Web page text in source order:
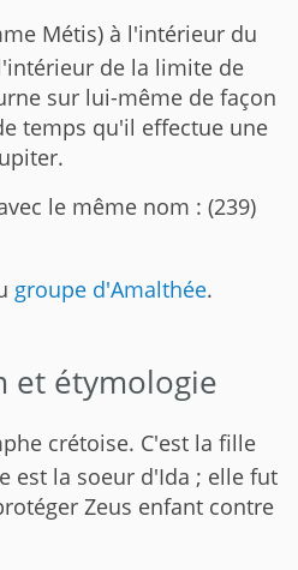
Métis) à l'intérieur du
de la limite de
sur lui-même de façon
temps qu'il effectue une
le même nom : (239)
groupe d'Amalthée.
et étymologie
crétoise. C'est la fille
est la soeur d'Ida ; elle fut
Zeus enfant contre